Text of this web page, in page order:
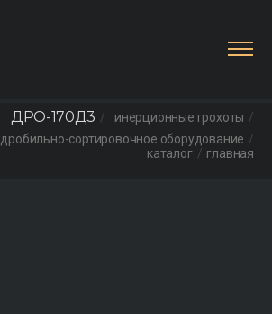
главная
каталог
дробильно-сортировочное оборудование
инерционные грохоты
ДРО-170Д3